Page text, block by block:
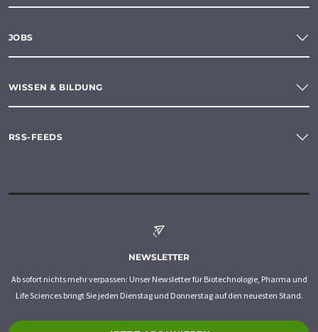
JOBS
WISSEN & BILDUNG
RSS-FEEDS
NEWSLETTER
Ab sofort nichts mehr verpassen: Unser Newsletter für Biotechnologie, Pharma und
Life Sciences bringt Sie jeden Dienstag und Donnerstag auf den neuesten Stand.